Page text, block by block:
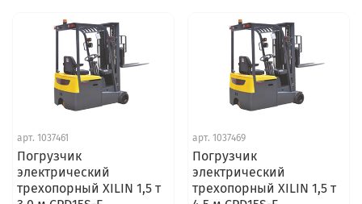
арт. 1037461
Погрузчик
электрический
трехопорный XILIN 1,5 т
арт. 1037469
Погрузчик
электрический
трехопорный XILIN 1,5 т